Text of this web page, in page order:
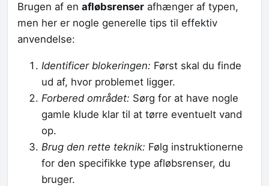
Brugen af en afløbsrenser afhænger af typen,
men her er nogle generelle tips til effektiv
anvendelse:
Identificer blokeringen: Først skal du finde
ud af, hvor problemet ligger.
Forbered området: Sørg for at have nogle
gamle klude klar til at tørre eventuelt vand
op.
Brug den rette teknik: Følg instruktionerne
for den specifikke type afløbsrenser, du
bruger.